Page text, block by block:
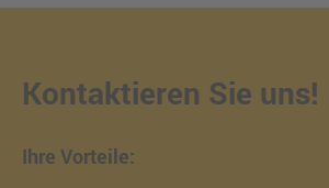
Kontaktieren Sie uns!
Ihre Vorteile: